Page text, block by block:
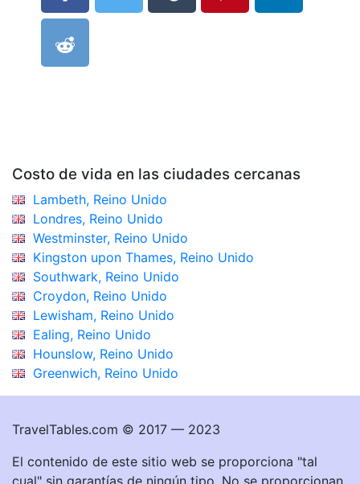
Costo de vida en las ciudades cercanas
Lambeth, Reino Unido
Londres, Reino Unido
Westminster, Reino Unido
Kingston upon Thames, Reino Unido
Southwark, Reino Unido
Croydon, Reino Unido
Lewisham, Reino Unido
Ealing, Reino Unido
Hounslow, Reino Unido
Greenwich, Reino Unido
TravelTables.com © 2017 — 2023
El contenido de este sitio web se proporciona "tal
cual" sin garantías de ningún tipo. No se proporcionan